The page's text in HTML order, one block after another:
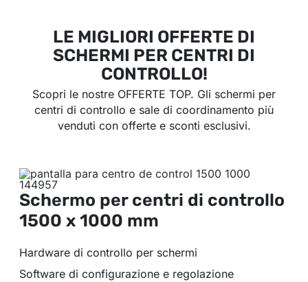
LE MIGLIORI OFFERTE DI
SCHERMI PER CENTRI DI
CONTROLLO!
Scopri le nostre OFFERTE TOP. Gli schermi per
centri di controllo e sale di coordinamento più
venduti con offerte e sconti esclusivi.
Schermo per centri di controllo
1500 x 1000 mm
Hardware di controllo per schermi
Software di configurazione e regolazione